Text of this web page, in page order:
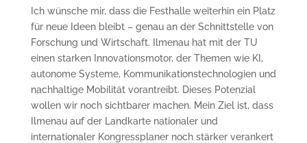
Ich wünsche mir, dass die Festhalle weiterhin ein Platz
für neue Ideen bleibt – genau an der Schnittstelle von
Forschung und Wirtschaft. Ilmenau hat mit der TU
einen starken Innovationsmotor, der Themen wie KI,
autonome Systeme, Kommunikationstechnologien und
nachhaltige Mobilität vorantreibt. Dieses Potenzial
wollen wir noch sichtbarer machen. Mein Ziel ist, dass
Ilmenau auf der Landkarte nationaler und
internationaler Kongressplaner noch stärker verankert